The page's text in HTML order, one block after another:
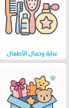
عناية وجمال الأطفال